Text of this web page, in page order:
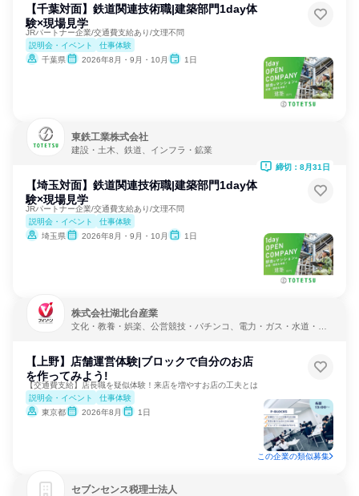
【千葉対面】鉄道関連技術職|建築部門1day体
験×現場見学
JRパートナー企業/交通費支給あり/文理不問
説明会・イベント
仕事体験
千葉県
2026年8月・9月・10月 1日
東鉄工業株式会社
建設・土木、鉄道、インフラ・鉱業
【埼玉対面】鉄道関連技術職|建築部門1day体
験×現場見学
JRパートナー企業/交通費支給あり/文理不問
説明会・イベント
仕事体験
埼玉県
2026年8月・9月・10月 1日
締切：8月31日
株式会社湖北台産業
文化・教養・娯楽、公営競技・パチンコ、電力・ガス・水道・エ
【上野】店舗運営体験|ブロックで自分のお店
を作ってみよう!
【交通費支給】店長職を疑似体験！来店を増やすお店の工夫とは
説明会・イベント
仕事体験
東京都
2026年8月 1日
この企業の類似募集
セブンセンス税理士法人